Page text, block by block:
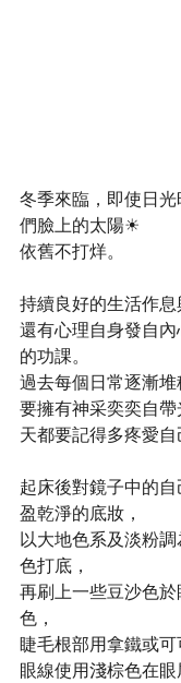
冬季來臨，即使日
們臉上的太陽☀
依舊不打烊。
持續良好的生活作
還有心理自身發自
的功課。
過去每個日常逐漸
要擁有神采奕奕自
天都要記得多疼愛自
起床後對鏡子中的
盈乾淨的底妝，
以大地色系及淡粉
色打底，
再刷上一些豆沙色
色，
睫毛根部用拿鐵或可
眼線使用淺棕色在眼